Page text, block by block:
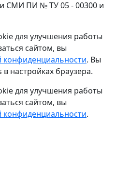
СМИ ПИ № ТУ 05 - 00300 и
для улучшения работы
сайтом, вы
конфиденциальности. Вы
настройках браузера.
для улучшения работы
сайтом, вы
конфиденциальности.